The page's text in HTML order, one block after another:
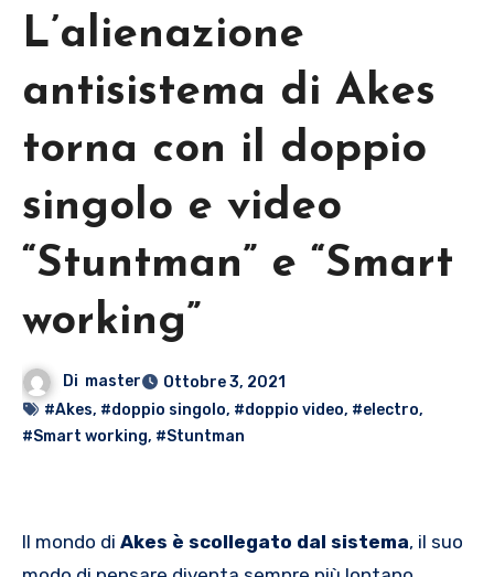
L’alienazione
antisistema di Akes
torna con il doppio
singolo e video
“Stuntman” e “Smart
working”
Di master
Ottobre 3, 2021
#Akes, #doppio singolo, #doppio video, #electro,
#Smart working, #Stuntman
Il mondo di Akes è scollegato dal sistema, il suo